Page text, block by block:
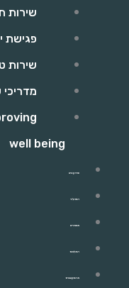
שירות
פגישת
שירות
מדריכי
well being
פרויקטים
התהליך
מאמרים
המלצות
מהתקשורת